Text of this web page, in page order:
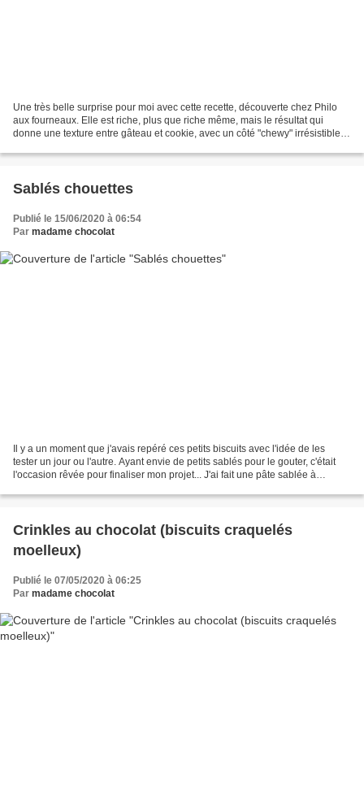
Une très belle surprise pour moi avec cette recette, découverte chez Philo
aux fourneaux. Elle est riche, plus que riche même, mais le résultat qui
donne une texture entre gâteau et cookie, avec un côté "chewy" irrésistible,
Sablés chouettes
Publié le 15/06/2020 à 06:54
Par madame chocolat
Il y a un moment que j'avais repéré ces petits biscuits avec l'idée de les
tester un jour ou l'autre. Ayant envie de petits sablés pour le gouter, c'était
l'occasion rêvée pour finaliser mon projet... J'ai fait une pâte sablée à
Crinkles au chocolat (biscuits craquelés
moelleux)
Publié le 07/05/2020 à 06:25
Par madame chocolat